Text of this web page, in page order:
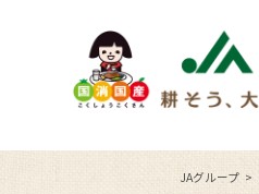
JAグループ